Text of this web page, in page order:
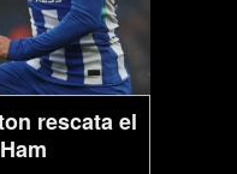
rescata el